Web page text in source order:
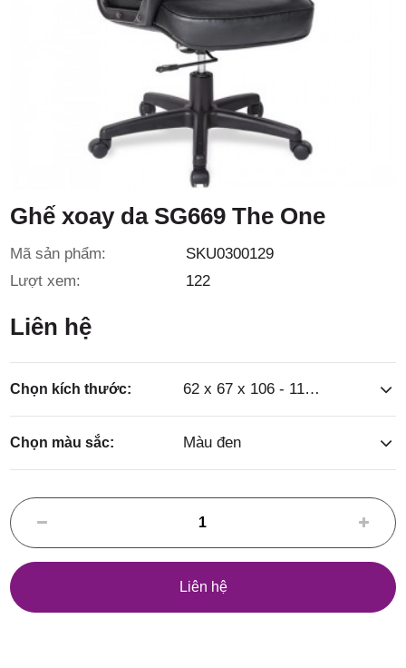
3/6D, ấp
Tiền Lân,
xã Bà
Điểm,
huyện
Ghế xoay da SG669 The One
Mã sản phẩm:
SKU0300129
Lượt xem:
122
Liên hệ
Chọn kích thước: 62 x 67 x 106 - 113.5cm
Chọn màu sắc: Màu đen
Liên hệ